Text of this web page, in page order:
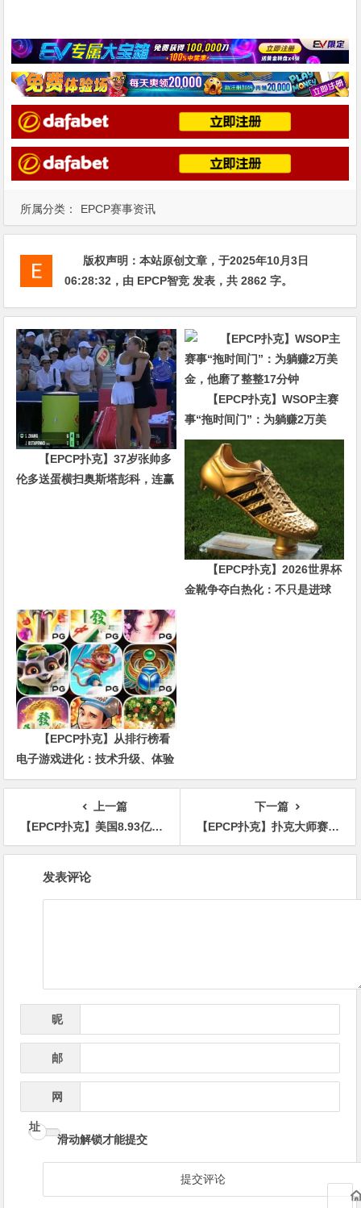
所属分类： EPCP赛事资讯
版权声明：本站原创文章，于2025年10月3日
06:28:32 ，由 EPCP智竞 发表，共 2862 字。
【EPCP扑克】37岁张帅多
伦多送蛋横扫奥斯塔彭科，连赢
【EPCP扑克】WSOP主赛
事“拖时间门”：为躺赚2万美
金，他磨了整整17分钟
【EPCP扑克】2026世界杯
金靴争夺白热化：不只是进球
【EPCP扑克】从排行榜看
电子游戏进化：技术升级、体验
创新与未来趋势
上一篇
【EPCP扑克】美国8.93亿美元强力球头奖揭晓，幸运儿选择一次性领取却让奖金“砍半”
下一篇
【EPCP扑克】扑克大师赛夺冠，Alex Foxen登顶PGT积分榜
发表评论
昵
邮
网
址
滑动解锁才能提交